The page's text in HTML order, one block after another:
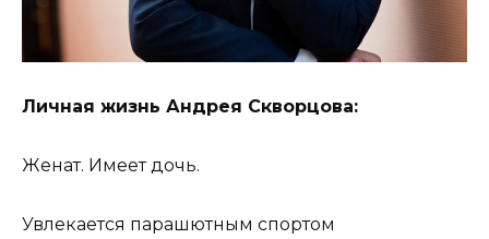
Личная жизнь Андрея Скворцова:
Женат. Имеет дочь.
Увлекается парашютным спортом